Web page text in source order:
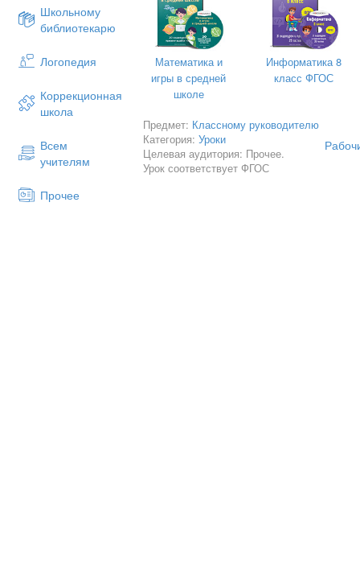
Школьному
библиотекарю
Логопедия
Коррекционная
школа
Всем
учителям
Прочее
Математика и
игры в средней
школе
Информатика 8
класс ФГОС
Предмет: Классному руководителю
Категория:Уроки
Целевая аудитория: Прочее.
Урок соответствует ФГОС